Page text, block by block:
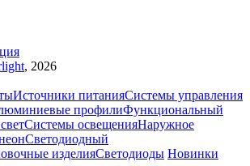
, 2026
Источники питанияСистемы управления
профилиФункциональный
Системы освещенияНаружное
Светодиодный
изделияСветодиоды Новинки